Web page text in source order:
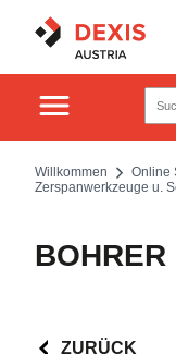
Willkommen Online
Zerspanwerkzeuge u.
BOHRER
ZURÜCK